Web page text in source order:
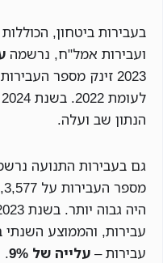
בעבירות ביטחון,
ועבירות אמל"ח, נרשמה
2023 זינק מספר העבירות ל-25,174 –
הנתון שב ועלה.
עבירות – עלייה של 9% .